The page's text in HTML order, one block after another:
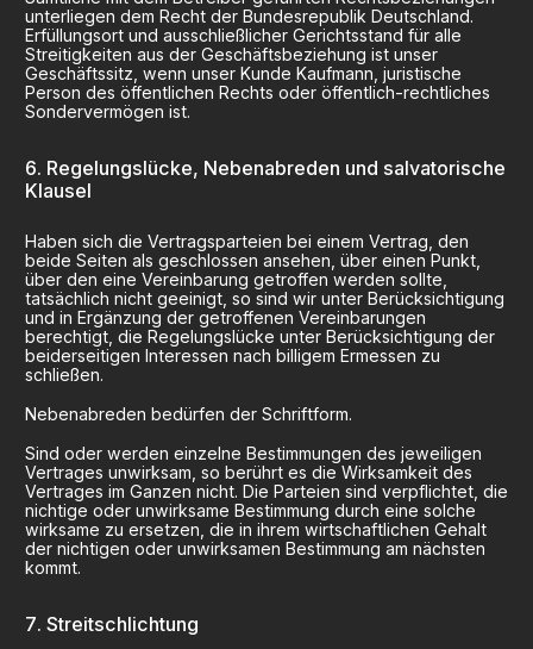
unterliegen dem Recht der Bundesrepublik Deutschland.
Erfüllungsort und ausschließlicher Gerichtsstand für alle
Streitigkeiten aus der Geschäftsbeziehung ist unser
Geschäftssitz, wenn unser Kunde Kaufmann, juristische
Person des öffentlichen Rechts oder öffentlich-rechtliches
Sondervermögen ist.
Regelungslücke, Nebenabreden und salvatorische
Klausel
Haben sich die Vertragsparteien bei einem Vertrag, den
beide Seiten als geschlossen ansehen, über einen Punkt,
über den eine Vereinbarung getroffen werden sollte,
tatsächlich nicht geeinigt, so sind wir unter Berücksichtigung
und in Ergänzung der getroffenen Vereinbarungen
berechtigt, die Regelungslücke unter Berücksichtigung der
beiderseitigen Interessen nach billigem Ermessen zu
schließen.
Nebenabreden bedürfen der Schriftform.
Sind oder werden einzelne Bestimmungen des jeweiligen
Vertrages unwirksam, so berührt es die Wirksamkeit des
Vertrages im Ganzen nicht. Die Parteien sind verpflichtet, die
nichtige oder unwirksame Bestimmung durch eine solche
wirksame zu ersetzen, die in ihrem wirtschaftlichen Gehalt
der nichtigen oder unwirksamen Bestimmung am nächsten
kommt.
Streitschlichtung